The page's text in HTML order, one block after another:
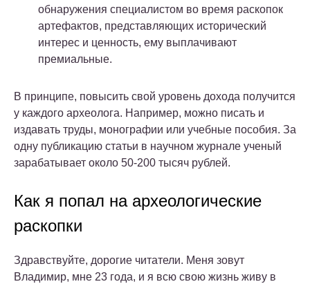
обнаружения специалистом во время раскопок
артефактов, представляющих исторический
интерес и ценность, ему выплачивают
премиальные.
В принципе, повысить свой уровень дохода получится
у каждого археолога. Например, можно писать и
издавать труды, монографии или учебные пособия. За
одну публикацию статьи в научном журнале ученый
зарабатывает около 50-200 тысяч рублей.
Как я попал на археологические
раскопки
Здравствуйте, дорогие читатели. Меня зовут
Владимир, мне 23 года, и я всю свою жизнь живу в